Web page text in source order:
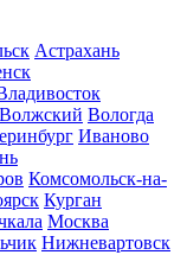
Астрахань
Волжский Вологда
Иваново
Комсомольск-на-
Курган
Москва
Нижневартовск